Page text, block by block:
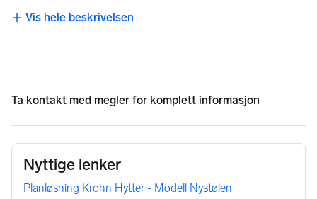
arealbeskrivelse)
Adkomst/Tomteforhold
Reisetid fra Drammen - 3,05 timer
Reisetid fra Sandefjord - 3,57 timer
Reisetid fra Gardermoen - 2,30 timer
Reisetid fra Hamar - 1,40 timer
E18/E16 er normalt fine veier både vinter og sommer.
Vis hele beskrivelsen
NB: Knappen for å vise hele beskrivelsen har kun en visuell
Ta kontakt med megler for komplett informasjon
Nyttige lenker
Planløsning Krohn Hytter - Modell Nystølen